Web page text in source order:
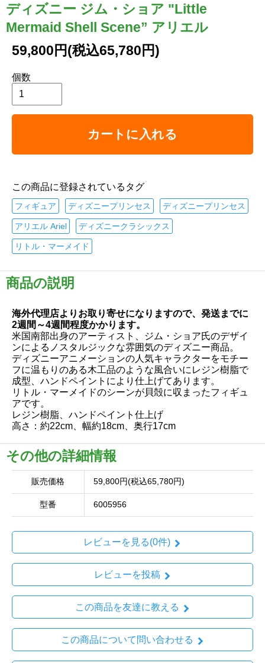
ディズニー ジム・ショア "Little
Mermaid Shell Scene” アリエル
59,800円(税込65,780円)
個数
カートに入れる
この商品に登録されているタグ
フィギュア ディズニープリンセス ディズニープリンセス
アリエル Ariel ディズニークラシックス
リトル・マーメイド
商品の説明
海外代理店よりお取り寄せになりますので、発送までに
2週間～4週間程度かかります。
米国南部出身のアーティスト、ジム・ショア氏のデザイ
ンによるノスタルジックな雰囲気のディズニー商品。
ディズニーアニメーションの人気キャラクターをモチー
フに温もりのある木工品のような風合いにレジン樹脂で
成型、ハンドペイントにより仕上げてあります。
リトル・マーメイドのシーンが貝殻に収まったフィギュ
アです。
レジン樹脂、ハンドペイント仕上げ
高さ：約22cm、幅約18cm、奥行17cm
その他の詳細情報
販売価格 59,800円(税込65,780円)
型番 6005956
レビューを見る(0件)
レビューを投稿
この商品を友達に教える
この商品について問い合わせる